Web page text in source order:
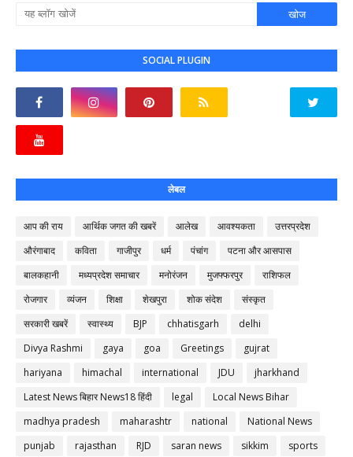
SOCIAL PLUGIN
लेबल
आप की राय आर्थिक जगत की खबरें आलेख आवश्यकता
उत्तरप्रदेश
औरंगाबाद
कविता गाजीपुर धर्म पंचांग
पटना और आसपास
बालकहानी
मध्यप्रदेश समाचार मनोरंजन मुजफ्फरपुर
राशिफल
रोजगार
व्यंजन शिक्षा शेखपुरा शोक संदेश
संस्कृत
सरकारी खबरें
स्वास्थ्य BJP chhatisgarh
delhi
Divya Rashmi
gaya goa Greetings
gujrat
hariyana
himachal international JDU
jharkhand
Latest News बिहार News18 हिंदी
legal
Local News Bihar
madhya pradesh
maharashtr national
National News
punjab
rajasthan RJD saran news sikkim sports